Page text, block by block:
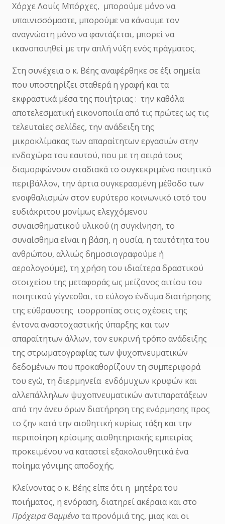
Χόρχε Λουίς Μπόρχες, μπορούμε μόνο να
υπαινισσόμαστε, μπορούμε να κάνουμε τον
αναγνώστη μόνο να φαντάζεται, μπορεί να
ικανοποιηθεί με την απλή νύξη ενός πράγματος.
Στη συνέχεια ο κ. Βέης αναφέρθηκε σε έξι σημεία
που υποστηρίζει σταθερά η γραφή και τα
εκφραστικά μέσα της ποιήτριας : την καθ΄όλα
αποτελεσματική εικονοποιία από τις πρώτες ως τις
τελευταίες σελίδες, την ανάδειξη της
μικροκλίμακας των απαραίτητων εργασιών στην
ενδοχώρα του εαυτού, που με τη σειρά τους
διαμορφώνουν σταδιακά το συγκεκριμένο ποιητικό
περιβάλλον, την άρτια συγκερασμένη μέθοδο των
ενοφθαλισμών στον ευρύτερο κοινωνικό ιστό του
ευδιάκριτου μονίμως ελεγχόμενου
συναισθηματικού υλικού (η συγκίνηση, το
συναίσθημα είναι η βάση, η ουσία, η ταυτότητα του
ανθρώπου, αλλιώς δημοσιογραφούμε ή
αερολογούμε), τη χρήση του ιδιαίτερα δραστικού
στοιχείου της μεταφοράς ως μείζονος αιτίου του
ποιητικού γίγνεσθαι, το εύλογο ένδυμα διατήρησης
της εύθραυστης ισορροπίας στις σχέσεις της
έντονα αναστοχαστικής ύπαρξης και των
απαραίτητων άλλων, τον ευκρινή τρόπο ανάδειξης
της στρωματογραφίας των ψυχοπνευματικών
δεδομένων που προκαθορίζουν τη συμπεριφορά
του εγώ, τη διερμηνεία ενδόμυχων κρυφών και
αλλεπάλληλων ψυχοπνευματικών αντιπαρατάξεων
από την άνευ όρων διατήρηση της ενόρμησης προς
το ζην κατά την αισθητική κυρίως τάξη και την
περιποίηση κρίσιμης αισθητηριακής εμπειρίας
προκειμένου να καταστεί εξακολουθητικά ένα
ποίημα γόνιμης αποδοχής.
Κλείνοντας ο κ. Βέης είπε ότι η μητέρα του
ποιήματος, η ενόραση, διατηρεί ακέραια και στο
Πρόχειρα Θαμμένοτα προνόμιά της, μιας και οι